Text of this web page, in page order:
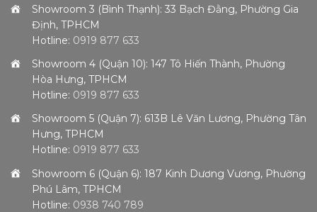
Showroom 3 (Bình Thạnh): 33 Bạch Đằng, Phường Gia
Định, TPHCM
Hotline: 0919 877 633
Showroom 4 (Quận 10): 147 Tô Hiến Thành, Phường
Hòa Hưng, TPHCM
Hotline: 0919 877 633
Showroom 5 (Quận 7): 613B Lê Văn Lương, Phường Tân
Hưng, TPHCM
Hotline: 0919 877 633
Showroom 6 (Quận 6): 187 Kinh Dương Vương, Phường
Phú Lâm, TPHCM
Hotline: 0938 740 789